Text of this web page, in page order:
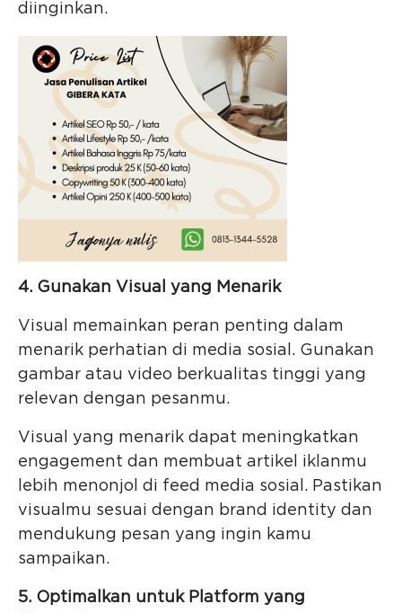
diinginkan.
4. Gunakan Visual yang Menarik
Visual memainkan peran penting dalam
menarik perhatian di media sosial. Gunakan
gambar atau video berkualitas tinggi yang
relevan dengan pesanmu.
Visual yang menarik dapat meningkatkan
engagement dan membuat artikel iklanmu
lebih menonjol di feed media sosial. Pastikan
visualmu sesuai dengan brand identity dan
mendukung pesan yang ingin kamu
sampaikan.
5. Optimalkan untuk Platform yang